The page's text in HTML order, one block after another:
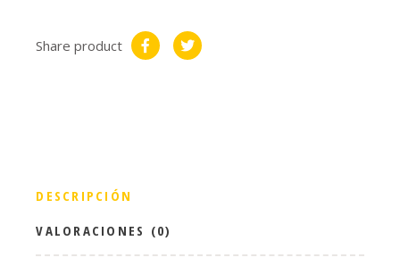
Share product
DESCRIPCIÓN
VALORACIONES (0)